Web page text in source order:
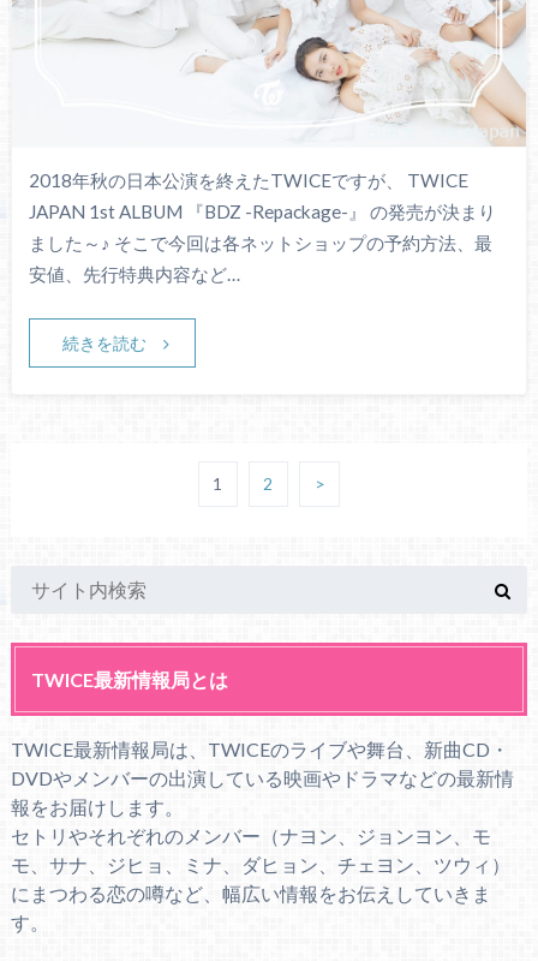
2018年秋の日本公演を終えたTWICEですが、 TWICE
JAPAN 1st ALBUM 『BDZ -Repackage-』 の発売が決まり
ました～♪ そこで今回は各ネットショップの予約方法、最
安値、先行特典内容など…
続きを読む
1 2 >
TWICE最新情報局とは
TWICE最新情報局は、TWICEのライブや舞台、新曲CD・
DVDやメンバーの出演している映画やドラマなどの最新情
報をお届けします。
セトリやそれぞれのメンバー（ナヨン、ジョンヨン、モ
モ、サナ、ジヒョ、ミナ、ダヒョン、チェヨン、ツウィ）
にまつわる恋の噂など、幅広い情報をお伝えしていきま
す。